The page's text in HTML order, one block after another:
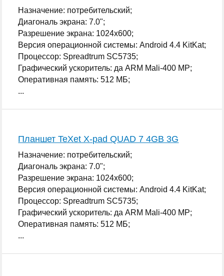
Назначение: потребительский;
Диагональ экрана: 7.0";
Разрешение экрана: 1024x600;
Версия операционной системы: Android 4.4 KitKat;
Процессор: Spreadtrum SC5735;
Графический ускоритель: да ARM Mali-400 MP;
Оперативная память: 512 МБ;
...
Планшет TeXet X-pad QUAD 7 4GB 3G
Назначение: потребительский;
Диагональ экрана: 7.0";
Разрешение экрана: 1024x600;
Версия операционной системы: Android 4.4 KitKat;
Процессор: Spreadtrum SC5735;
Графический ускоритель: да ARM Mali-400 MP;
Оперативная память: 512 МБ;
...